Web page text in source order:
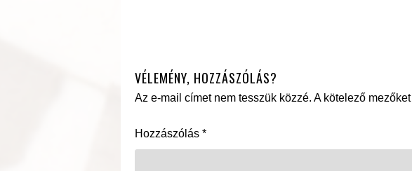
VÉLEMÉNY, HOZZÁSZÓLÁS?
Az e-mail címet nem tesszük közzé. A kötelező mezőket
Hozzászólás *